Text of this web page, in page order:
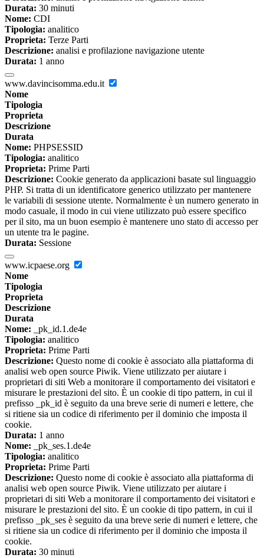
Durata: 30 minuti
Nome: CDI
Tipologia: analitico
Proprieta: Terze Parti
Descrizione: analisi e profilazione navigazione utente
Durata: 1 anno
www.davincisomma.edu.it
Nome
Tipologia
Proprieta
Descrizione
Durata
Nome: PHPSESSID
Tipologia: analitico
Proprieta: Prime Parti
Descrizione: Cookie generato da applicazioni basate sul linguaggio
PHP. Si tratta di un identificatore generico utilizzato per mantenere
le variabili di sessione utente. Normalmente è un numero generato in
modo casuale, il modo in cui viene utilizzato può essere specifico
per il sito, ma un buon esempio è mantenere uno stato di accesso per
un utente tra le pagine.
Durata: Sessione
www.icpaese.org
Nome
Tipologia
Proprieta
Descrizione
Durata
Nome: _pk_id.1.de4e
Tipologia: analitico
Proprieta: Prime Parti
Descrizione: Questo nome di cookie è associato alla piattaforma di
analisi web open source Piwik. Viene utilizzato per aiutare i
proprietari di siti Web a monitorare il comportamento dei visitatori e
misurare le prestazioni del sito. È un cookie di tipo pattern, in cui il
prefisso _pk_id è seguito da una breve serie di numeri e lettere, che
si ritiene sia un codice di riferimento per il dominio che imposta il
cookie.
Durata: 1 anno
Nome: _pk_ses.1.de4e
Tipologia: analitico
Proprieta: Prime Parti
Descrizione: Questo nome di cookie è associato alla piattaforma di
analisi web open source Piwik. Viene utilizzato per aiutare i
proprietari di siti Web a monitorare il comportamento dei visitatori e
misurare le prestazioni del sito. È un cookie di tipo pattern, in cui il
prefisso _pk_ses è seguito da una breve serie di numeri e lettere, che
si ritiene sia un codice di riferimento per il dominio che imposta il
cookie.
Durata: 30 minuti